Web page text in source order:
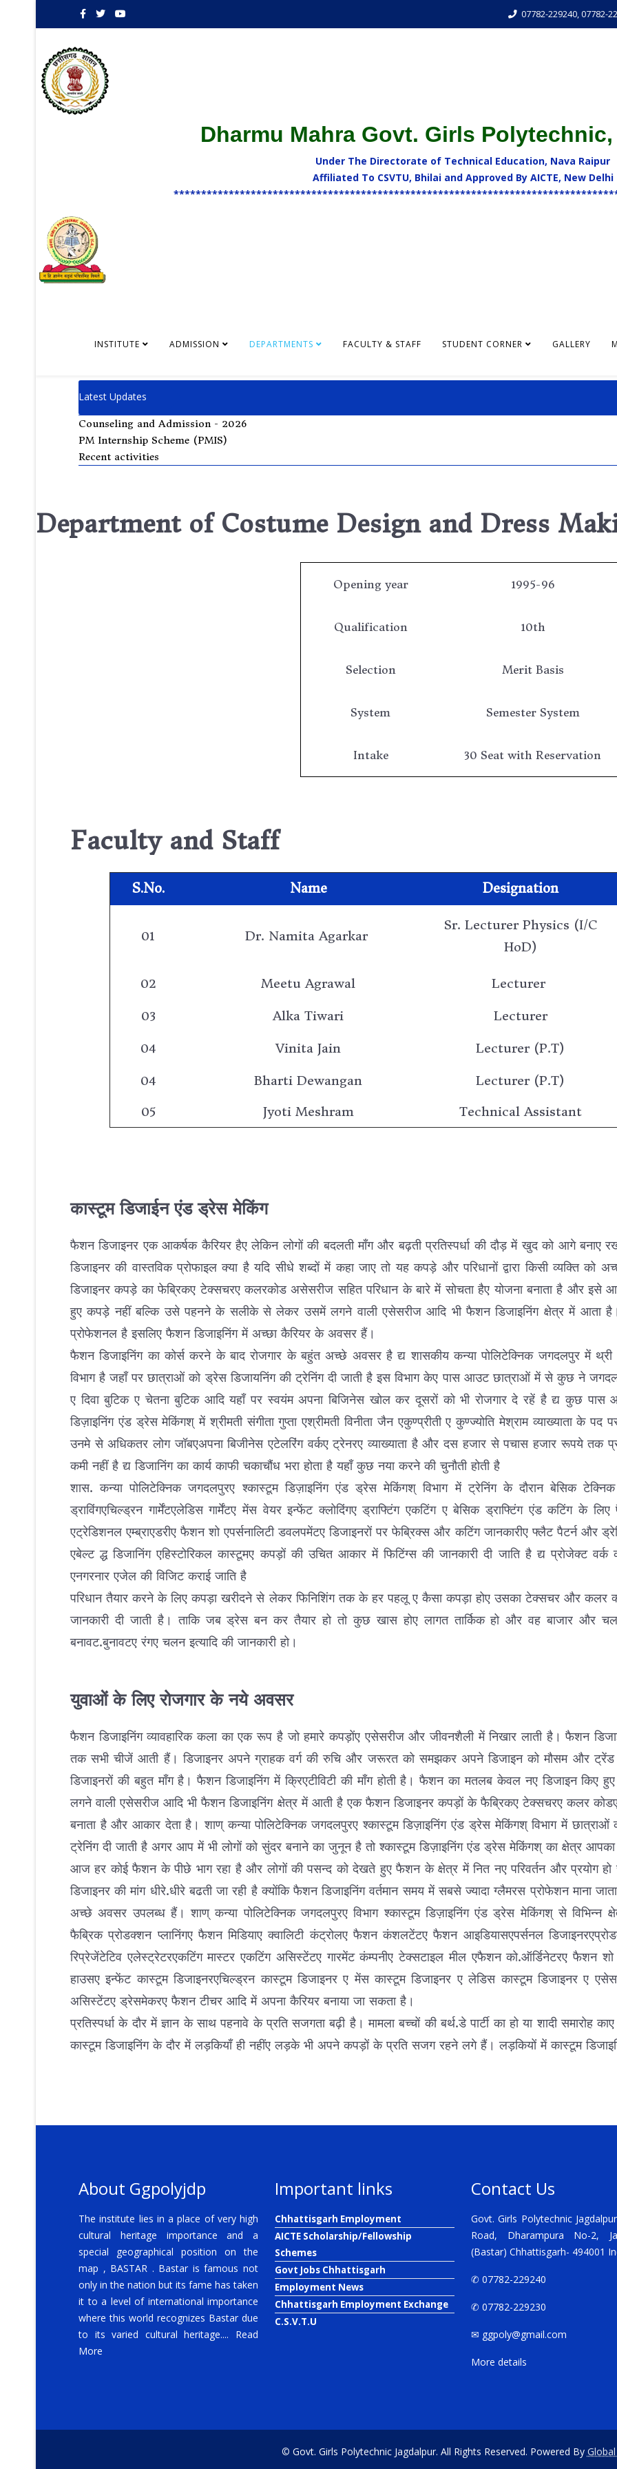
07782-229240, 07782-
Dharmu Mahra Govt. Girls
Under The Directorate of Technical Education, Nava Raipur
Affiliated To CSVTU, Bhilai and Approved By AICTE, New Delhi
INSTITUTE ADMISSION DEPARTMENTS FACULTY & STAFF STUDENT CORNER GALLERY
Latest Updates
Counseling and Admission - 2026
PM Internship Scheme (PMIS)
Recent activities
Department of Costume Design and Dress
Opening year 1995-96
Qualification 10th
Selection Merit Basis
System Semester System
Intake 30 Seat with Reservation
Faculty and Staff
S.No. Name Designation
01 Dr. Namita Agarkar
Sr. Lecturer Physics (I/C
HoD)
02 Meetu Agrawal Lecturer
03 Alka Tiwari Lecturer
04 Vinita Jain Lecturer (P.T)
04 Bharti Dewangan Lecturer (P.T)
05
Jyoti Meshram Technical Assistant
कास्टूम डिजाईन एंड ड्रेस मेकिंग
फैशन डिजाइनर एक आकर्षक कैरियर हैए लेकिन लोगों की बदलती माँग और बढ़ती प्रतिस्पर्धा की दौड़ में खुद को आगे बनाए
डिजाइनर की वास्तविक प्रोफाइल क्या है यदि सीधे शब्दों में कहा जाए तो यह कपड़े और परिधानों द्वारा किसी व्यक्ति
डिजाइनर कपड़े का फेब्रिकए टेक्सचरए कलरकोड असेसरीज सहित परिधान के बारे में सोचता हैए योजना बनाता है और
हुए कपड़े नहीं बल्कि उसे पहनने के सलीके से लेकर उसमें लगने वाली एसेसरीज आदि भी फैशन डिजाइनिंग क्षेत्र में आता है।
प्रोफेशनल है इसलिए फैशन डिजाइनिंग में अच्छा कैरियर के अवसर हैं।
फैशन डिजाइनिंग का कोर्स करने के बाद रोजगार के बहुंत अच्छे अवसर है द्य शासकीय कन्या पोलिटेक्निक जगदलपुर में थ्री
विभाग है जहाँ पर छात्राओं को ड्रेस डिजायनिंग की ट्रेनिंग दी जाती है इस विभाग केए पास आउट छात्राओं में से कुछ ने
ए दिवा बुटिक ए चेतना बुटिक आदि यहाँ पर स्वयंम अपना बिजिनेस खोल कर दूसरों को भी रोजगार दे रहें है द्य कुछ पास
डिज़ाइनिंग एंड ड्रेस मेकिंगश् में श्रीमती संगीता गुप्ता एश्रीमती विनीता जैन एकुण्प्रीती ए कुण्ज्योति मेश्राम व्याख्याता के
उनमे से अधिकतर लोग जॉबएअपना बिजीनेस एटेलरिंग वर्कए ट्रेनरए व्याख्याता है और दस हजार से पचास हजार रूपये तक
कमी नहीं है द्य डिजानिंग का कार्य काफी चकाचौंध भरा होता है यहाँ कुछ नया करने की चुनौती होती है
शास. कन्या पोलिटेक्निक जगदलपुरए श्कास्टूम डिज़ाइनिंग एंड ड्रेस मेकिंगश् विभाग में ट्रेनिंग के दौरान बेसिक
ड्राविंगएचिल्ड्रन गार्मेंटएलेडिस गार्मेंटए मेंस वेयर इन्फेंट क्लोदिंगए ड्राफ्टिंग एकटिंग ए बेसिक ड्राफ्टिंग एंड कटिंग के लिए
एट्रेडिशनल एम्ब्राएडरीए फैशन शो एपर्सनालिटी डवलपमेंटए डिजाइनरों पर फेब्रिक्स और कटिंग जानकारीए फ्लैट पैटर्न और
एबेल्ट द्ध डिजानिंग एहिस्टोरिकल कास्टूमए कपड़ों की उचित आकार में फिटिंग्स की जानकारी दी जाति है द्य प्रोजेक्ट
एनगरनार एजेल की विजिट कराई जाति है
परिधान तैयार करने के लिए कपड़ा खरीदने से लेकर फिनिशिंग तक के हर पहलू ए कैसा कपड़ा होए उसका टेक्सचर और
जानकारी दी जाती है। ताकि जब ड्रेस बन कर तैयार हो तो कुछ खास होए लागत तार्किक हो और वह बाजार
बनावट.बुनावटए रंगए चलन इत्यादि की जानकारी हो।
युवाओं के लिए रोजगार के नये अवसर
फैशन डिजाइनिंग व्यावहारिक कला का एक रूप है जो हमारे कपड़ोंए एसेसरीज और जीवनशैली में निखार लाती है। फैशन
तक सभी चीजें आती हैं। डिजाइनर अपने ग्राहक वर्ग की रुचि और जरूरत को समझकर अपने डिजाइन को मौसम और
डिजाइनरों की बहुत माँग है। फैशन डिजाइनिंग में क्रिएटीविटी की माँग होती है। फैशन का मतलब केवल नए डिजाइन
लगने वाली एसेसरीज आदि भी फैशन डिजाइनिंग क्षेत्र में आती है एक फैशन डिजाइनर कपड़ों के फैब्रिकए टेक्सचरए कलर कोडए
बनाता है और आकार देता है। शाण् कन्या पोलिटेक्निक जगदलपुरए श्कास्टूम डिज़ाइनिंग एंड ड्रेस मेकिंगश् विभाग में छात्राओं
ट्रेनिंग दी जाती है अगर आप में भी लोगों को सुंदर बनाने का जुनून है तो श्कास्टूम डिज़ाइनिंग एंड ड्रेस मेकिंगश् का क्षेत्र
आज हर कोई फैशन के पीछे भाग रहा है और लोगों की पसन्द को देखते हुए फैशन के क्षेत्र में नित नए परिवर्तन और प्रयोग हो
डिजाइनर की मांग धीरे.धीरे बढती जा रही है क्योंकि फैशन डिजाइनिंग वर्तमान समय में सबसे ज्यादा ग्लैमरस प्रोफेशन माना
अच्छे अवसर उपलब्ध हैं। शाण् कन्या पोलिटेक्निक जगदलपुरए विभाग श्कास्टूम डिज़ाइनिंग एंड ड्रेस मेकिंगश् से विभिन्न
फैब्रिक प्रोडक्शन प्लानिंगए फैशन मिडियाए क्वालिटी कंट्रोलए फैशन कंशलटेंटए फैशन आइडियासएपर्सनल
रिप्रेजेंटेटिव एलेस्ट्रेटरएकटिंग मास्टर एकटिंग असिस्टेंटए गारमेंट कंम्पनीए टेक्सटाइल मील एफैशन को.ऑर्डिनेटरए फैशन
हाउसए इन्फेंट कास्टूम डिजाइनरएचिल्ड्रन कास्टूम डिजाइनर ए मेंस कास्टूम डिजाइनर ए लेडिस कास्टूम डिजाइनर ए
असिस्टेंटए ड्रेसमेकरए फैशन टीचर आदि में अपना कैरियर बनाया जा सकता है।
प्रतिस्पर्धा के दौर में ज्ञान के साथ पहनावे के प्रति सजगता बढ़ी है। मामला बच्चों की बर्थ.डे पार्टी का हो या शादी
कास्टूम डिजाइनिंग के दौर में लड़कियाँ ही नहींए लड़के भी अपने कपड़ों के प्रति सजग रहने लगे हैं। लड़कियों में कास्टूम
About Ggpolyjdp
The institute lies in a place of very high
cultural heritage importance and a
special geographical position on the
map , BASTAR . Bastar is famous not
only in the nation but its fame has taken
it to a level of international importance
where this world recognizes Bastar due
to its varied cultural heritage.... Read
More
Important links
Chhattisgarh Employment
AICTE Scholarship/Fellowship
Schemes
Govt Jobs Chhattisgarh
Employment News
Chhattisgarh Employment Exchange
C.S.V.T.U
Contact Us
Govt. Girls Polytechnic
Road, Dharampura No-2,
(Bastar) Chhattisgarh- 494001
✆ 07782-229240
✆ 07782-229230
✉ ggpoly@gmail.com
More details
© Govt. Girls Polytechnic Jagdalpur. All Rights Reserved. Powered By